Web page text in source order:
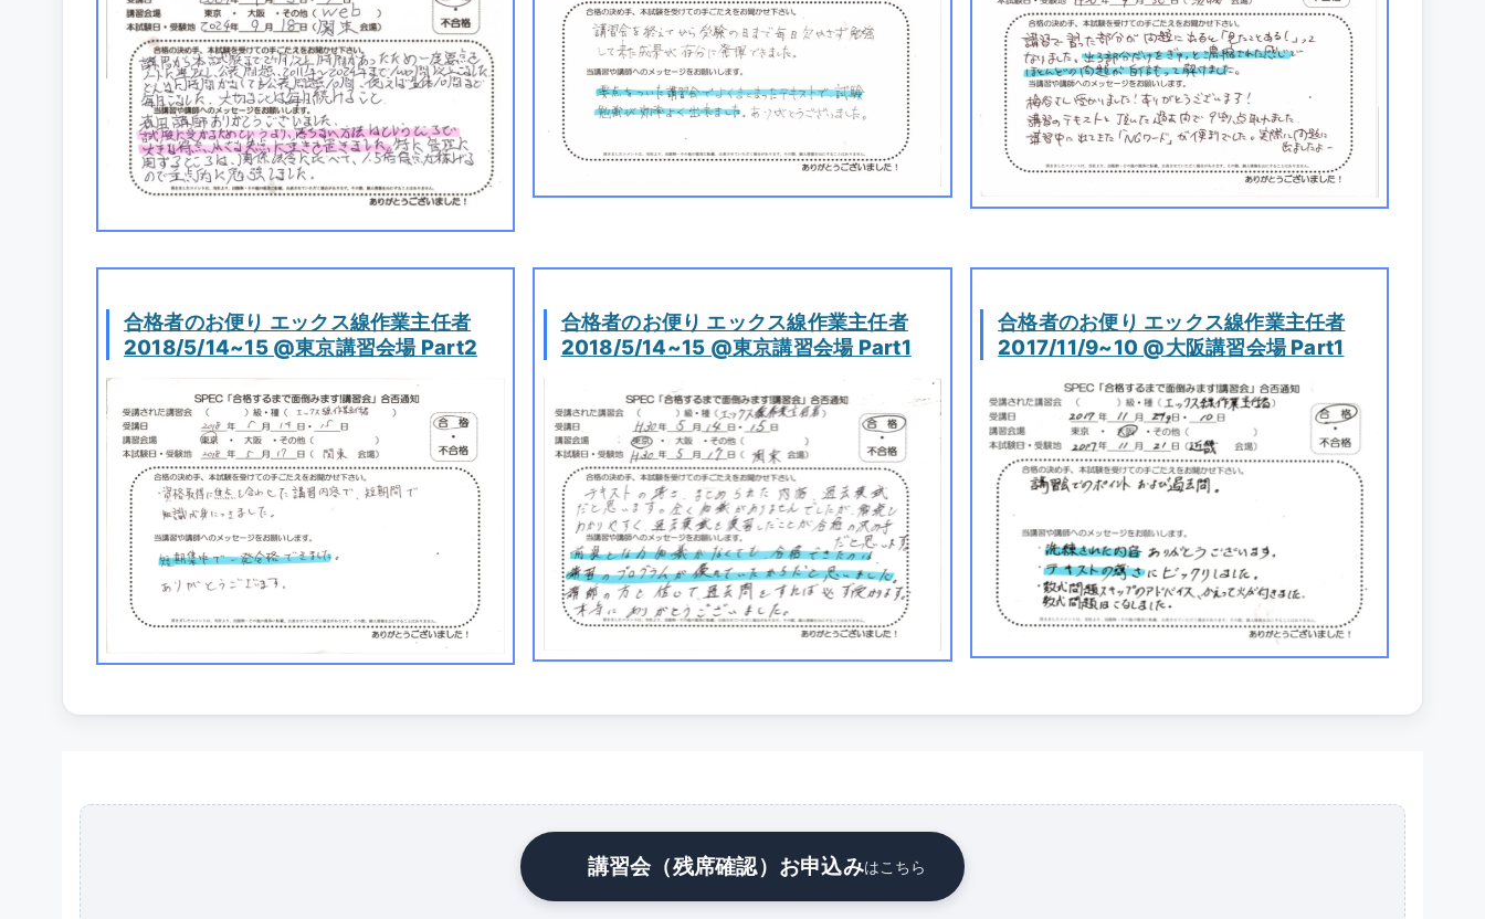
合格者のお便り エックス線作業主任者
2018/5/14~15 @東京講習会場 Part2
合格者のお便り エックス線作業主任者
2018/5/14~15 @東京講習会場 Part1
合格者のお便り エックス線作業主任者
2017/11/9~10 @大阪講習会場 Part1
講習会（残席確認）お申込みはこちら